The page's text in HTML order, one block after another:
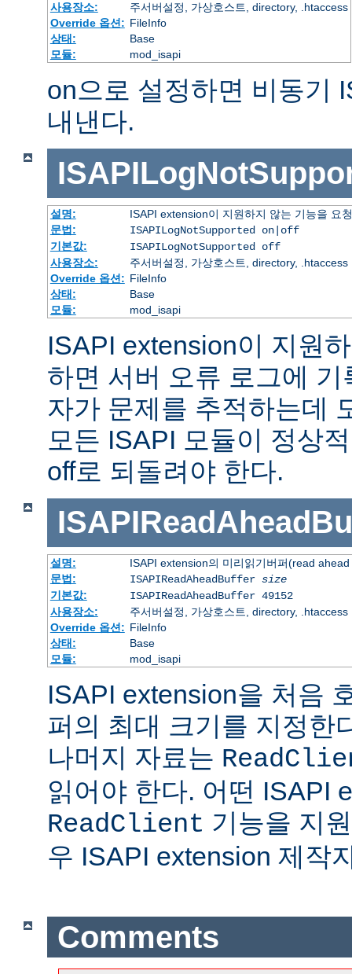
사용장소:
주서버설정, 가상호스트, directory, .htaccess
Override 옵션: FileInfo
상태:
Base
모듈:
mod_isapi
on으로 설정하면 비동기
내낸다.
설명:
ISAPI extension이 지원하지 않는 기능을 요
문법:
ISAPILogNotSupported on|off
기본값:
ISAPILogNotSupported off
사용장소:
주서버설정, 가상호스트, directory, .htaccess
Override 옵션: FileInfo
상태:
Base
모듈:
mod_isapi
ISAPI extension이 지원
하면 서버 오류 로그에
자가 문제를 추적하는데
모든 ISAPI 모듈이 정상
off로 되돌려야 한다.
설명:
ISAPI extension의 미리읽기버퍼(read
문법:
ISAPIReadAheadBuffer size
기본값:
ISAPIReadAheadBuffer 49152
사용장소:
주서버설정, 가상호스트, directory, .htaccess
Override 옵션: FileInfo
상태:
Base
모듈:
mod_isapi
ISAPI extension을 처음
퍼의 최대 크기를 지정한
나머지 자료는
읽어야 한다. 어떤 ISAPI
ReadClient 기능을 지
우 ISAPI extension 제작
Comments